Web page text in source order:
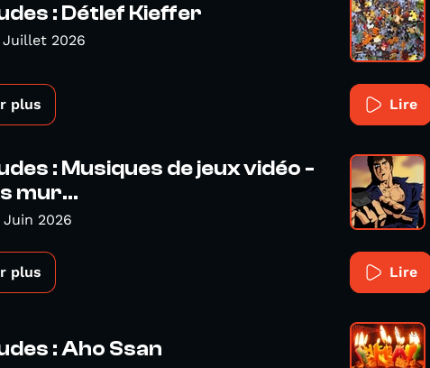
: Détlef Kieffer
2026
plus Lire
: Musiques de jeux vidéo -
mur...
2026
plus Lire
: Aho Ssan